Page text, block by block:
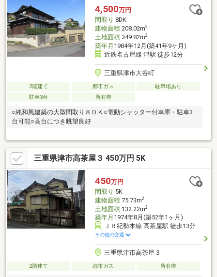
4,500万円
間取り 8DK
建物面積208.02m2
土地面積349.82m2
築年月 1984年12月(築41年9ヶ月)
近鉄名古屋線 津駅 徒歩12分
三重県津市大谷町
2階建て 都市ガス
駐車場あり
駐車3台
所有権
○純和風建築の大型間取り８ＤＫ○電動シャッター付車庫・駐車3
台可能○高台につき眺望良好
三重県津市高茶屋３ 450万円 5K
450万円
間取り 5K
建物面積75.73m2
土地面積132.22m2
築年月 1974年8月(築52年1ヶ月)
ＪＲ紀勢本線 高茶屋駅 徒歩13分
その他の交通
三重県津市高茶屋３
2階建て 都市ガス 所有権